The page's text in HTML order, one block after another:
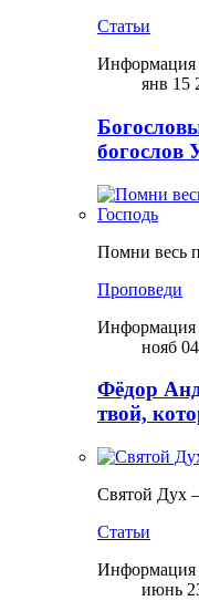
Статьи
Информация
янв 15
богослов
Помни весь
Проповеди
Информация
нояб
Фёдор
твой,
Святой Дух
Статьи
Информация
июнь